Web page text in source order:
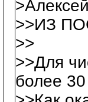
>>ИЗ
>>
>>Для
более